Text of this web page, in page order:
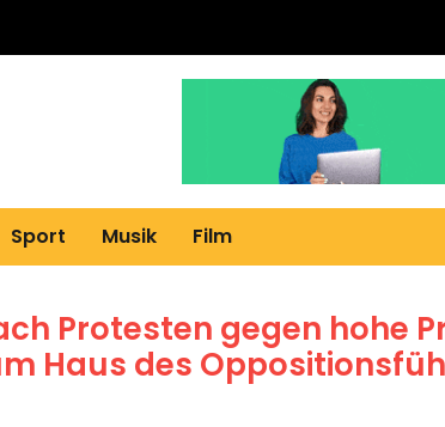
Sport Musik Film
Protesten gegen hohe
Haus des